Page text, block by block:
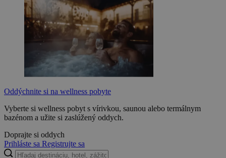
Oddýchnite si na wellness pobyte
Vyberte si wellness pobyt s vírivkou, saunou alebo termálnym
bazénom a užite si zaslúžený oddych.
Doprajte si oddych
Prihláste sa Registrujte sa